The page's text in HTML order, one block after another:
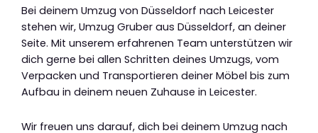
Bei deinem Umzug von Düsseldorf nach Leicester
stehen wir, Umzug Gruber aus Düsseldorf, an deiner
Seite. Mit unserem erfahrenen Team unterstützen wir
dich gerne bei allen Schritten deines Umzugs, vom
Verpacken und Transportieren deiner Möbel bis zum
Aufbau in deinem neuen Zuhause in Leicester.
Wir freuen uns darauf, dich bei deinem Umzug nach